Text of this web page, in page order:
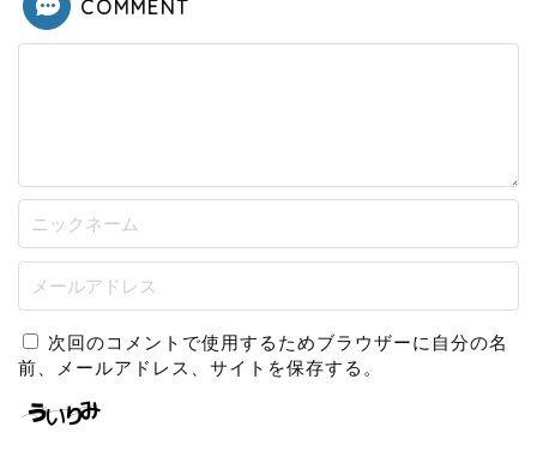
COMMENT
次回のコメントで使用するためブラウザーに自分の名
前、メールアドレス、サイトを保存する。